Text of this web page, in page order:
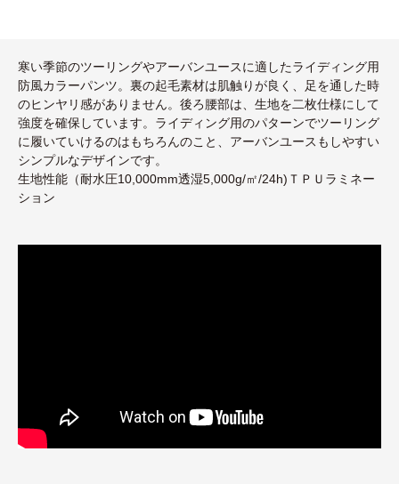
寒い季節のツーリングやアーバンユースに適したライディング用
防風カラーパンツ。裏の起毛素材は肌触りが良く、足を通した時
のヒンヤリ感がありません。後ろ腰部は、生地を二枚仕様にして
強度を確保しています。ライディング用のパターンでツーリング
に履いていけるのはもちろんのこと、アーバンユースもしやすい
シンプルなデザインです。
生地性能（耐水圧10,000mm透湿5,000g/㎡/24h)ＴＰＵラミネー
ション